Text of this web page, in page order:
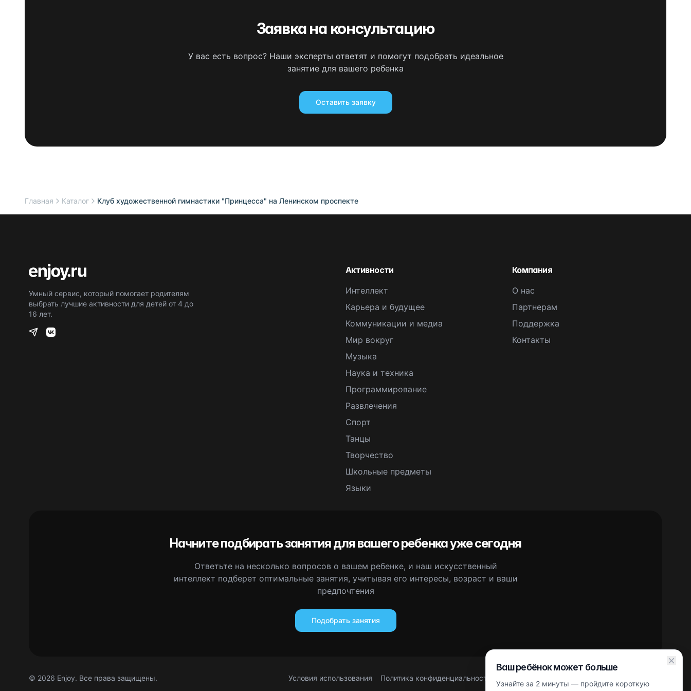
Заявка на консультацию
У вас есть вопрос? Наши эксперты ответят и помогут подобрать идеальное
занятие для вашего ребенка
Оставить заявку
Главная Каталог Клуб художественной гимнастики "Принцесса" на Ленинском проспекте
Умный сервис, который помогает родителям
выбрать лучшие активности для детей от 4 до
16 лет.
Активности
Интеллект
Карьера и будущее
Коммуникации и медиа
Мир вокруг
Музыка
Наука и техника
Программирование
Развлечения
Спорт
Танцы
Творчество
Школьные предметы
Языки
Компания
О нас
Партнерам
Поддержка
Контакты
Начните подбирать занятия для вашего ребенка уже сегодня
Ответьте на несколько вопросов о вашем ребенке, и наш искусственный
интеллект подберет оптимальные занятия, учитывая его интересы, возраст и ваши
предпочтения
Подобрать занятия
© 2026 Enjoy. Все права защищены. Условия использования Политика конфиденциальности
Ваш ребёнок может больше
Узнайте за 2 минуты — пройдите короткую